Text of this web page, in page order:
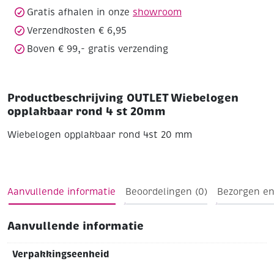
Gratis afhalen in onze showroom
Verzendkosten € 6,95
Boven € 99,- gratis verzending
Productbeschrijving OUTLET Wiebelogen
opplakbaar rond 4 st 20mm
Wiebelogen opplakbaar rond 4st 20 mm
Aanvullende informatie Beoordelingen (0) Bezorgen
Aanvullende informatie
Verpakkingseenheid